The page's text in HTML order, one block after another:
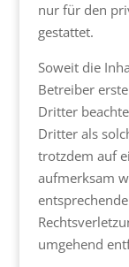
nur für den
gestattet.
Soweit die
Betreiber
Dritter
Dritter als
trotzdem auf
aufmerksam
umgehend